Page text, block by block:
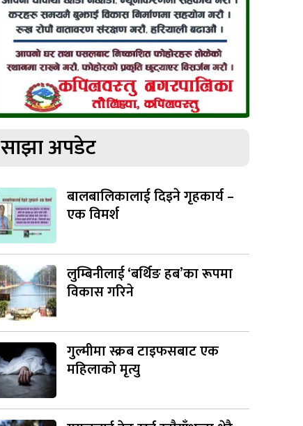
साझा अपडेट
बालबालिकालाई दिइने गृहकार्य –
एक विमर्श
लुम्बिनीलाई ‘बर्थिङ हब’का रूपमा
विकास गरिने
गुल्मीमा स्क्रब टाइफसबाट एक
महिलाको मृत्यु